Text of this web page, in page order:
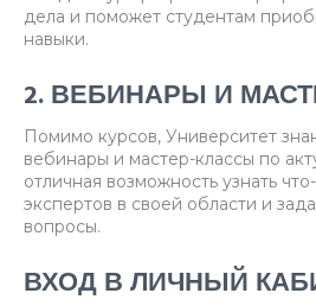
дела и поможет студентам
навыки.
2. ВЕБИНАРЫ И
Помимо курсов, Университет
вебинары и мастер-классы по
отличная возможность узнать
экспертов в своей области и
вопросы.
ВХОД В ЛИЧНЫЙ